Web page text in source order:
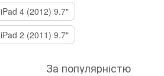
iPad 4 (2012) 9.7"
iPad 2 (2011) 9.7"
За популярністю